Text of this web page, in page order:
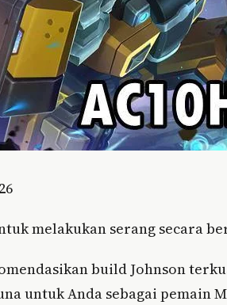
melakukan serang secara
build Johnson
untuk Anda sebagai pemain